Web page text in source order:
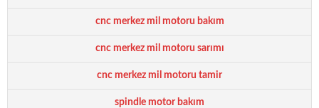
cnc merkez mil motoru bakım
cnc merkez mil motoru sarımı
cnc merkez mil motoru tamir
spindle motor bakım